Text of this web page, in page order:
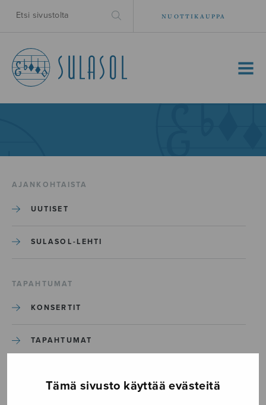
Tämä sivusto käyttää evästeitä
NUOTTIKAUPPA
MENU
AJANKOHTAISTA
UUTISET
SULASOL-LEHTI
TAPAHTUMAT
KONSERTIT
TAPAHTUMAT